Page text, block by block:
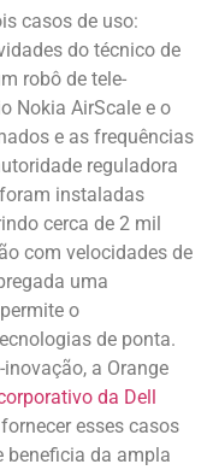
casos de uso:
do técnico de
robô de tele-
Nokia AirScale e o
e as frequências
reguladora
instaladas
cerca de 2 mil
com velocidades de
uma
o
de ponta.
a Orange
da Dell
esses casos
beneficia da ampla